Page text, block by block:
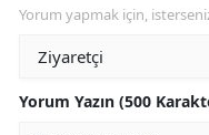
Yorum yapmak için,
Yorum Yazın (500